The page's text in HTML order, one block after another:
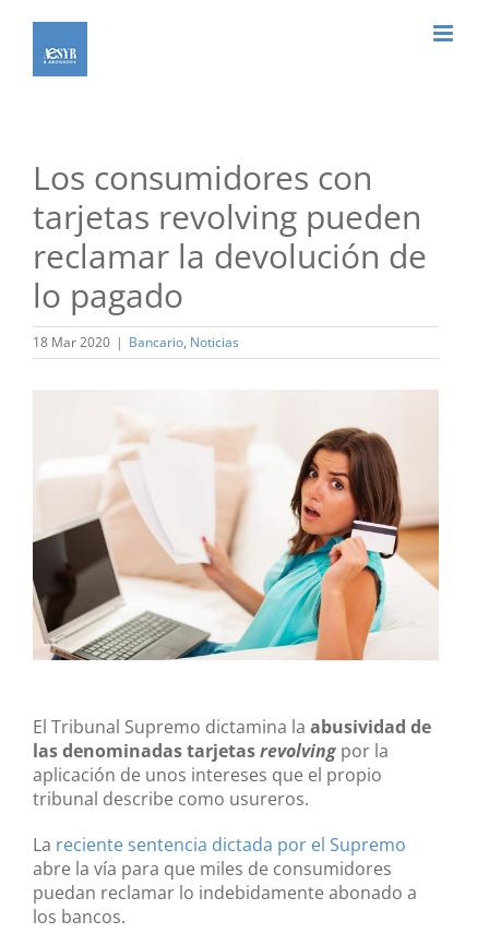
contenido
Los consumidores con
tarjetas revolving pueden
reclamar la devolución de
lo pagado
18 Mar 2020 | Bancario, Noticias
El Tribunal Supremo dictamina la abusividad de
las denominadas tarjetasrevolving por la
aplicación de unos intereses que el propio
tribunal describe como usureros.
La reciente sentencia dictada por el Supremo
abre la vía para que miles de consumidores
puedan reclamar lo indebidamente abonado a
los bancos.